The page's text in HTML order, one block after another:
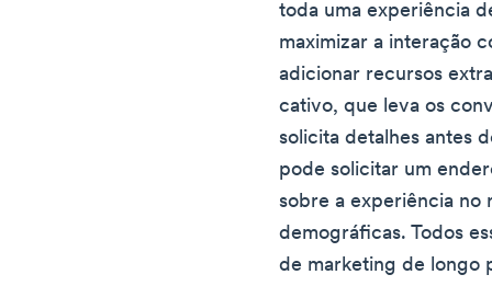
toda uma experiência
maximizar a interação
adicionar recursos
cativo, que leva os
solicita detalhes antes
pode solicitar um
sobre a experiência no
demográficas. Todos
de marketing de longo